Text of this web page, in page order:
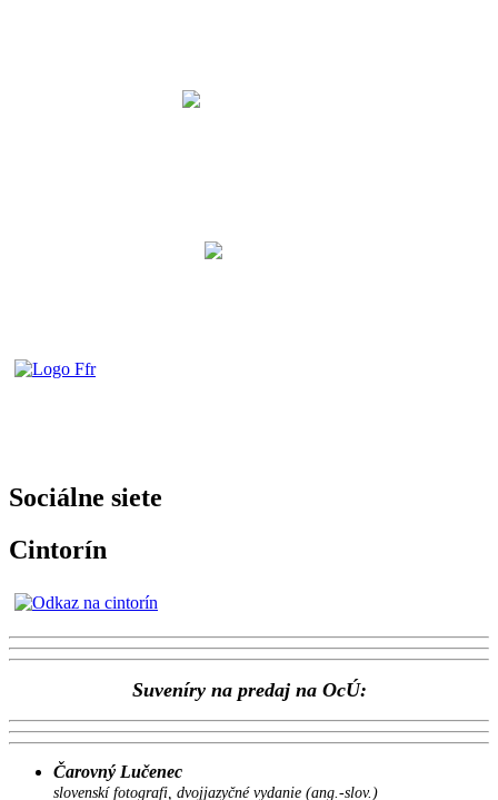
Sociálne siete
Cintorín
Suveníry na predaj na OcÚ:
Čarovný Lučenec
slovenskí fotografi, dvojjazyčné vydanie (ang.-slov.)